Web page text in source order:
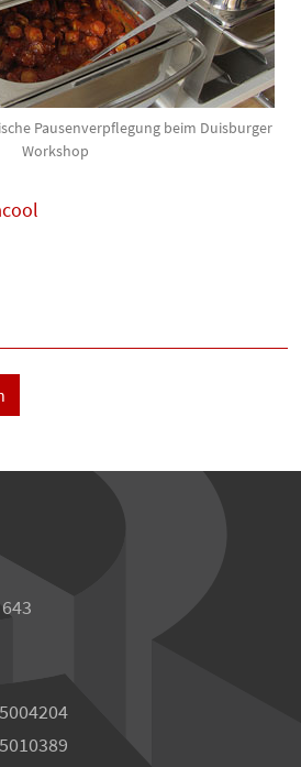
Pausenverpflegung beim Duisburger
Workshop